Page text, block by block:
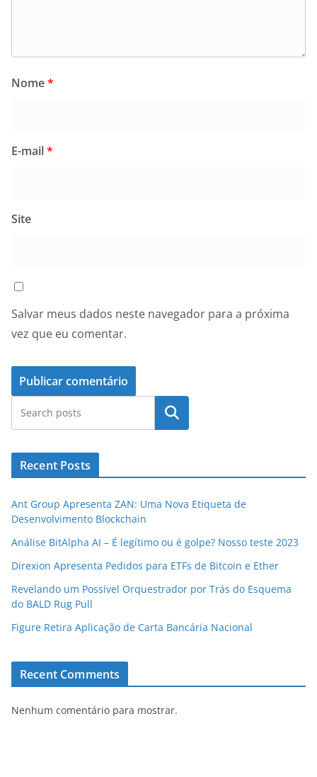
Nome*
E-mail*
Site
Salvar meus dados neste navegador para a próxima
vez que eu comentar.
Pesquisar
Recent Posts
Ant Group Apresenta ZAN: Uma Nova Etiqueta de
Desenvolvimento Blockchain
Análise BitAlpha AI – É legítimo ou é golpe? Nosso teste 2023
Direxion Apresenta Pedidos para ETFs de Bitcoin e Ether
Revelando um Possível Orquestrador por Trás do Esquema
do BALD Rug Pull
Figure Retira Aplicação de Carta Bancária Nacional
Recent Comments
Nenhum comentário para mostrar.